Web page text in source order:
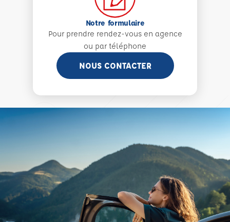
Notre formulaire
Pour prendre rendez-vous en agence
ou par téléphone
NOUS CONTACTER